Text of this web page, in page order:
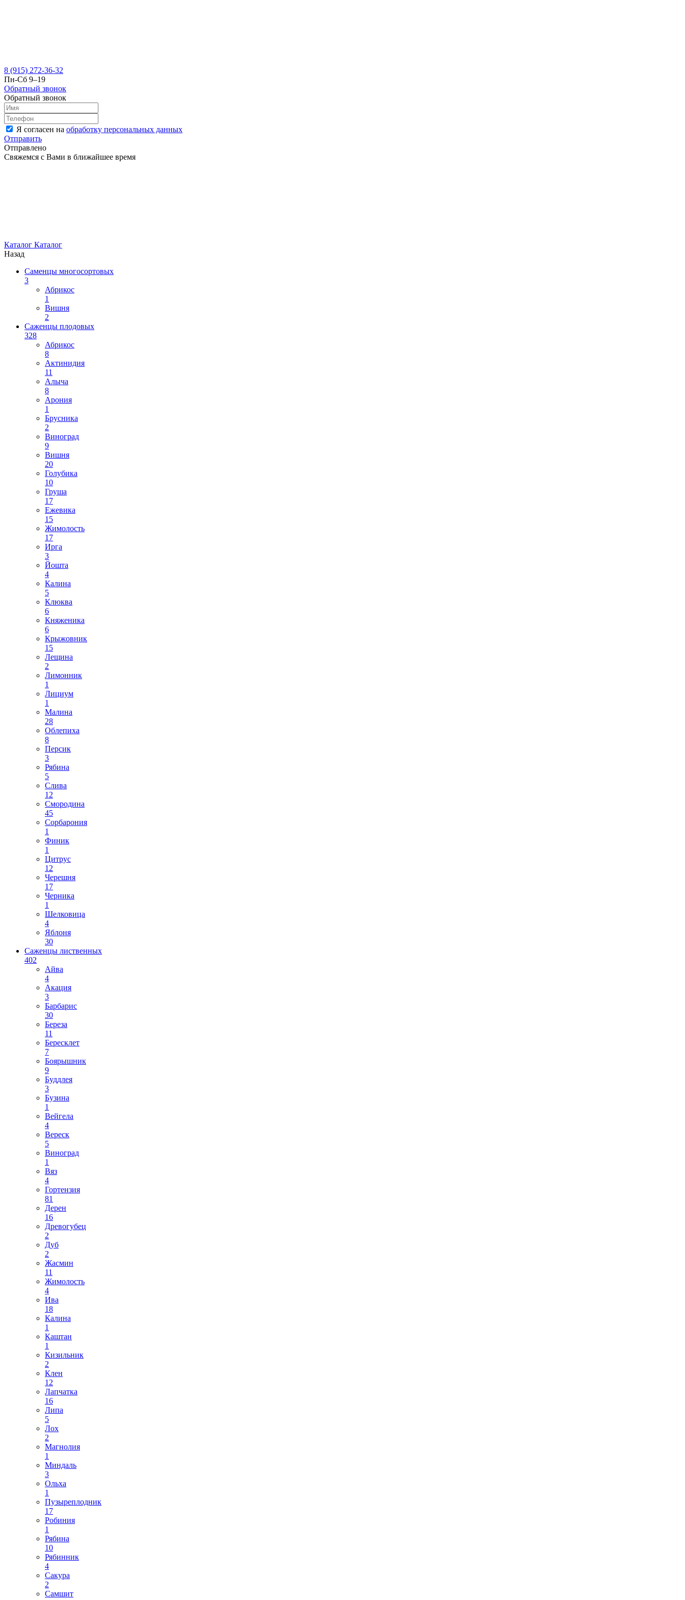
8 (915) 272-36-32
Пн-Сб 9–19
Обратный звонок
Обратный звонок
Я согласен на обработку персональных данных
Отправить
Отправлено
Свяжемся с Вами в ближайшее время
Каталог Каталог
Назад
Саменцы многосортовых
3
Абрикос
1
Вишня
2
Саженцы плодовых
328
Абрикос
8
Актинидия
11
Алыча
8
Арония
1
Брусника
2
Виноград
9
Вишня
20
Голубика
10
Груша
17
Ежевика
15
Жимолость
17
Ирга
3
Йошта
4
Калина
5
Клюква
6
Княженика
6
Крыжовник
15
Лещина
2
Лимонник
1
Лициум
1
Малина
28
Облепиха
8
Персик
3
Рябина
5
Слива
12
Смородина
45
Сорбарония
1
Финик
1
Цитрус
12
Черешня
17
Черника
1
Шелковица
4
Яблоня
30
Саженцы лиственных
402
Айва
4
Акация
3
Барбарис
30
Береза
11
Бересклет
7
Боярышник
9
Буддлея
3
Бузина
1
Вейгела
4
Вереск
5
Виноград
1
Вяз
4
Гортензия
81
Дерен
16
Древогубец
2
Дуб
2
Жасмин
11
Жимолость
4
Ива
18
Калина
1
Каштан
1
Кизильник
2
Клен
12
Лапчатка
16
Липа
5
Лох
2
Магнолия
1
Миндаль
3
Ольха
1
Пузыреплодник
17
Робиния
1
Рябина
10
Рябинник
4
Сакура
2
Самшит